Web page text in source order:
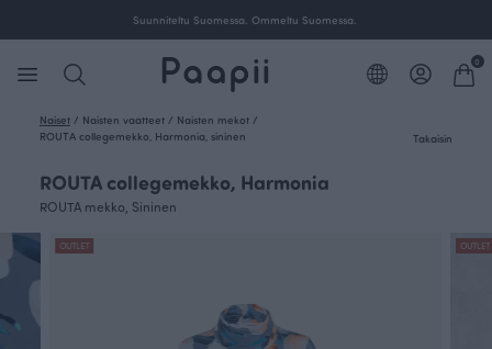
toimitus yli 100 € tilauksille Suomessa.
0
Naiset / Naisten vaatteet / Naisten mekot /
ROUTA collegemekko, Harmonia, sininen
Takaisin
ROUTA collegemekko, Harmonia
ROUTA mekko, Sininen
OUTLET OUTLET